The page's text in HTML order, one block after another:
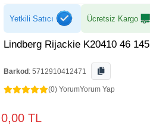
Yetkili Satıcı Ücretsiz Kargo
Lindberg Rijackie K20410 46 145
Barkod : 5712910412471
(0) YorumYorum Yap
0,00 TL